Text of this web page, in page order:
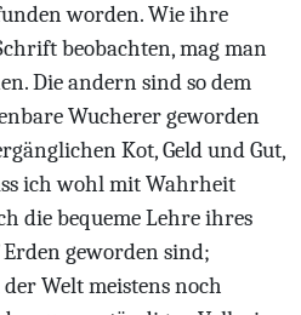
worden. Wie ihre
beobachten, mag man
Die andern sind so dem
Wucherer geworden
Kot, Geld und Gut,
ich wohl mit Wahrheit
die bequeme Lehre ihres
geworden sind;
Welt meistens noch